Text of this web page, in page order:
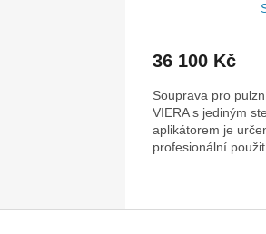
36 100 Kč
Souprava pro
VIERA s jediným
aplikátorem je
profesionální